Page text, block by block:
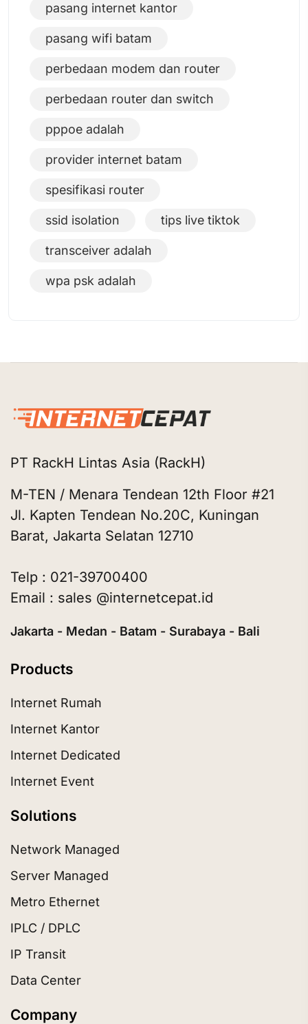
pasang internet kantor
pasang wifi batam
perbedaan modem dan router
perbedaan router dan switch
pppoe adalah
provider internet batam
spesifikasi router
ssid isolation tips live tiktok
transceiver adalah
wpa psk adalah
PT RackH Lintas Asia (RackH)
M-TEN / Menara Tendean 12th Floor #21
Jl. Kapten Tendean No.20C, Kuningan
Barat, Jakarta Selatan 12710
Telp : 021-39700400
Email : sales @internetcepat.id
Jakarta - Medan - Batam - Surabaya - Bali
Products
Internet Rumah
Internet Kantor
Internet Dedicated
Internet Event
Solutions
Network Managed
Server Managed
Metro Ethernet
IPLC / DPLC
IP Transit
Data Center
Company